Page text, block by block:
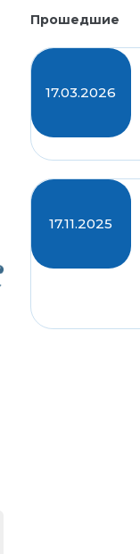
Прошедшие
17.03.2026
17.11.2025